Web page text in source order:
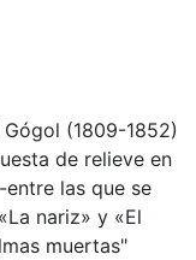
(1809-1852)
de relieve en
las que se
nariz» y «El
muertas"